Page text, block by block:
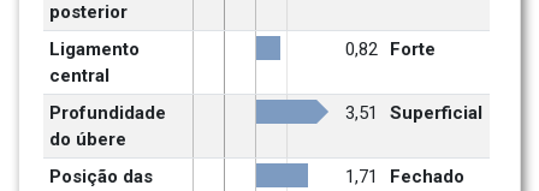
posterior
Ligamento
central
0,82 Forte
Profundidade
do úbere
3,51 Superficial
Posição das
1,71 Fechado